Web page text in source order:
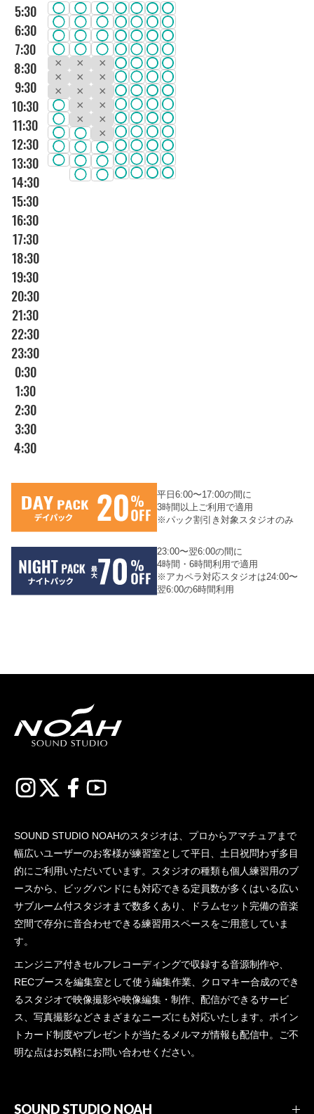
5:30
6:30
7:30
8:30
9:30
10:30
11:30
12:30
13:30
14:30
15:30
16:30
17:30
18:30
19:30
20:30
21:30
22:30
23:30
0:30
1:30
2:30
3:30
4:30
平日6:00〜17:00の間に
3時間以上ご利用で適用
※パック割引き対象スタジオのみ
23:00〜翌6:00の間に
4時間・6時間利用で適用
※アカペラ対応スタジオは24:00〜
翌6:00の6時間利用
SOUND STUDIO NOAHのスタジオは、プロからアマチュアまで
幅広いユーザーのお客様が練習室として平日、土日祝問わず多目
的にご利用いただいています。スタジオの種類も個人練習用のブ
ースから、ビッグバンドにも対応できる定員数が多くはいる広い
サブルーム付スタジオまで数多くあり、ドラムセット完備の音楽
空間で存分に音合わせできる練習用スペースをご用意していま
す。
エンジニア付きセルフレコーディングで収録する音源制作や、
RECブースを編集室として使う編集作業、クロマキー合成のでき
るスタジオで映像撮影や映像編集・制作、配信ができるサービ
ス、写真撮影などさまざまなニーズにも対応いたします。ポイン
トカード制度やプレゼントが当たるメルマガ情報も配信中。ご不
明な点はお気軽にお問い合わせください。
SOUND STUDIO NOAH